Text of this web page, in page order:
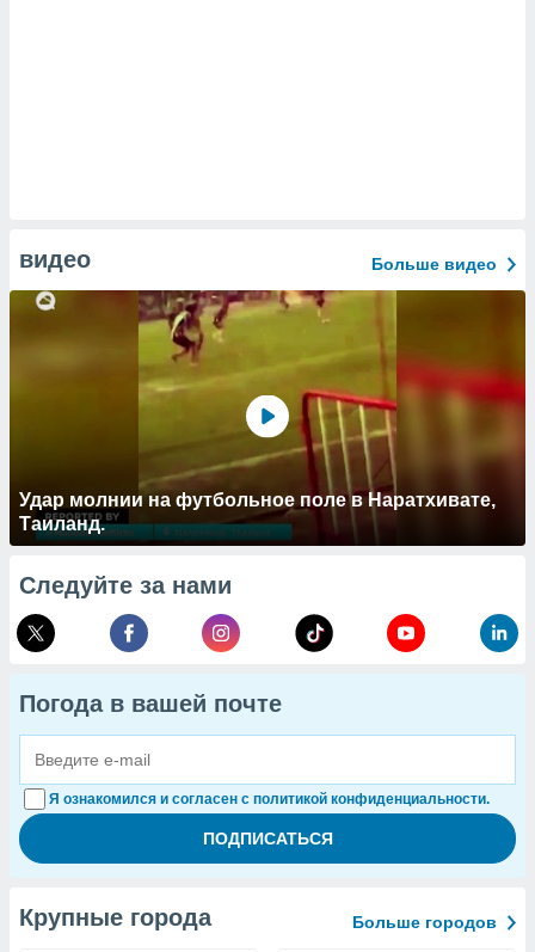
видео Больше видео
Удар молнии на футбольное поле в Наратхивате,
Таиланд.
Следуйте за нами
Погода в вашей почте
Я ознакомился и согласен с политикой конфиденциальности.
Крупные города Больше городов